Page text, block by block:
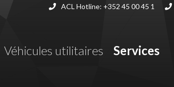
ACL Hotline: +352 45 00 45 1
Véhicules utilitaires Services